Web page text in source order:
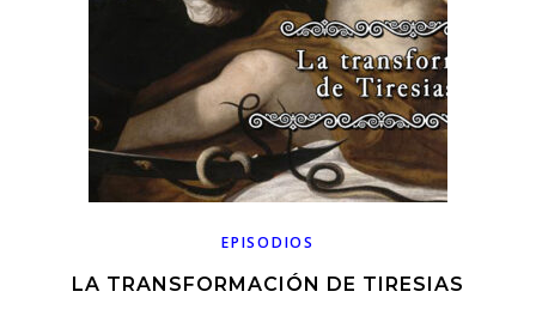
EPISODIOS
LA TRANSFORMACIÓN DE TIRESIAS